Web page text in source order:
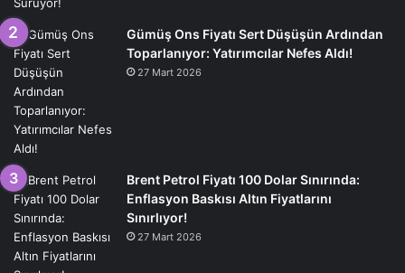
Gümüş Ons Fiyatı Sert Düşüşün Ardından
Toparlanıyor: Yatırımcılar Nefes Aldı!
27 Mart 2026
Brent Petrol Fiyatı 100 Dolar Sınırında:
Enflasyon Baskısı Altın Fiyatlarını
Sınırlıyor!
27 Mart 2026